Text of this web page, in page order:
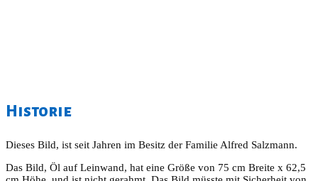
Historie
Dieses Bild, ist seit Jahren im Besitz der Familie Alfred Salzmann.
Das Bild, Öl auf Leinwand, hat eine Größe von 75 cm Breite x 62,5